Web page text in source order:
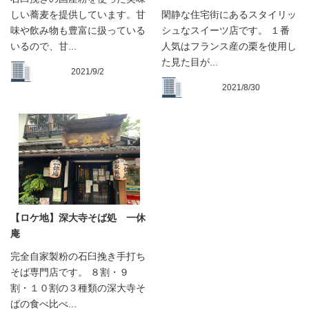
しい蕎麦を提供しています。甘
味や飲み物も豊富に扱っている
いるので、甘...
2021/9/2
閑静な住宅街にあるスタイリッ
シュなスイーツ店です。 １番
人気はフランス産の栗を使用し
た見た目が...
2021/8/30
【ロケ地】深大寺そば処 一休
庵
完全自家製粉の石臼挽き手打ち
そば専門店です。 ８割・９
割・１０割の３種類の深大寺そ
ばの食べ比べ...